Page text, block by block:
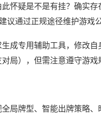
怀疑是不是有挂？确实
议通过正规途径维护游戏公
成专用辅助工具，修改
局），但需注意遵守游戏
局牌型、智能出牌策略